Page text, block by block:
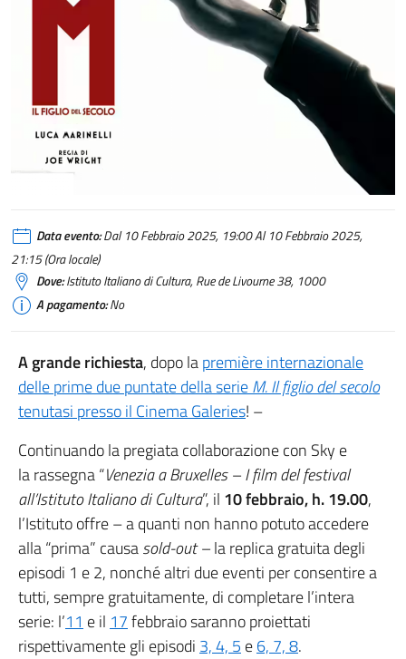
Data evento:Dal 10 Febbraio 2025, 19:00 Al 10 Febbraio 2025,
21:15 (Ora locale)
Dove:Istituto Italiano di Cultura, Rue de Livourne 38, 1000
A pagamento:No
A grande richiesta, dopo lapremière internazionale
delle prime due puntate della serieM. Il figlio del secolo
tenutasi presso il Cinema Galeries! –
Continuando la pregiata collaborazione con Sky e
la rassegna “Venezia a Bruxelles – I film del festival
all’Istituto Italiano di Cultura”, il 10 febbraio, h. 19.00,
l’Istituto offre – a quanti non hanno potuto accedere
alla “prima” causasold-out –la replica gratuita degli
episodi 1 e 2, nonché altri due eventi per consentire a
tutti, sempre gratuitamente, di completare l’intera
serie: l’11 e il 17febbraio saranno proiettati
rispettivamente gli episodi 3, 4, 5 e6, 7, 8.